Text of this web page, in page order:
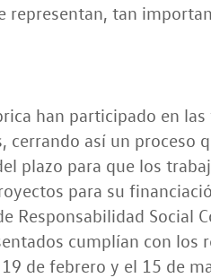
representan, tan
han participado en
así un proceso
plazo para que los
para su
Responsabilidad Social
cumplían con los
de febrero y el 15 de